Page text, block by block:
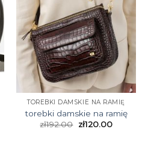
TOREBKI DAMSKIE NA RAMIĘ
torebki damskie na ramię
zł192.00 zł120.00